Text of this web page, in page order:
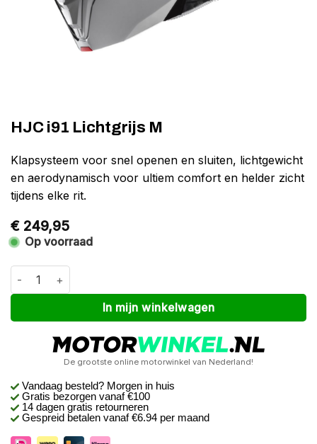
HJC i91 Lichtgrijs M
Klapsysteem voor snel openen en sluiten, lichtgewicht
en aerodynamisch voor ultiem comfort en helder zicht
tijdens elke rit.
€ 249,95
Op voorraad
HJC i91 Lichtgrijs M aantal
In mijn winkelwagen
Alternative:
De grootste online motorwinkel van Nederland!
Vandaag besteld? Morgen in huis
Gratis bezorgen vanaf €100
14 dagen gratis retourneren
Gespreid betalen vanaf €6.94 per maand